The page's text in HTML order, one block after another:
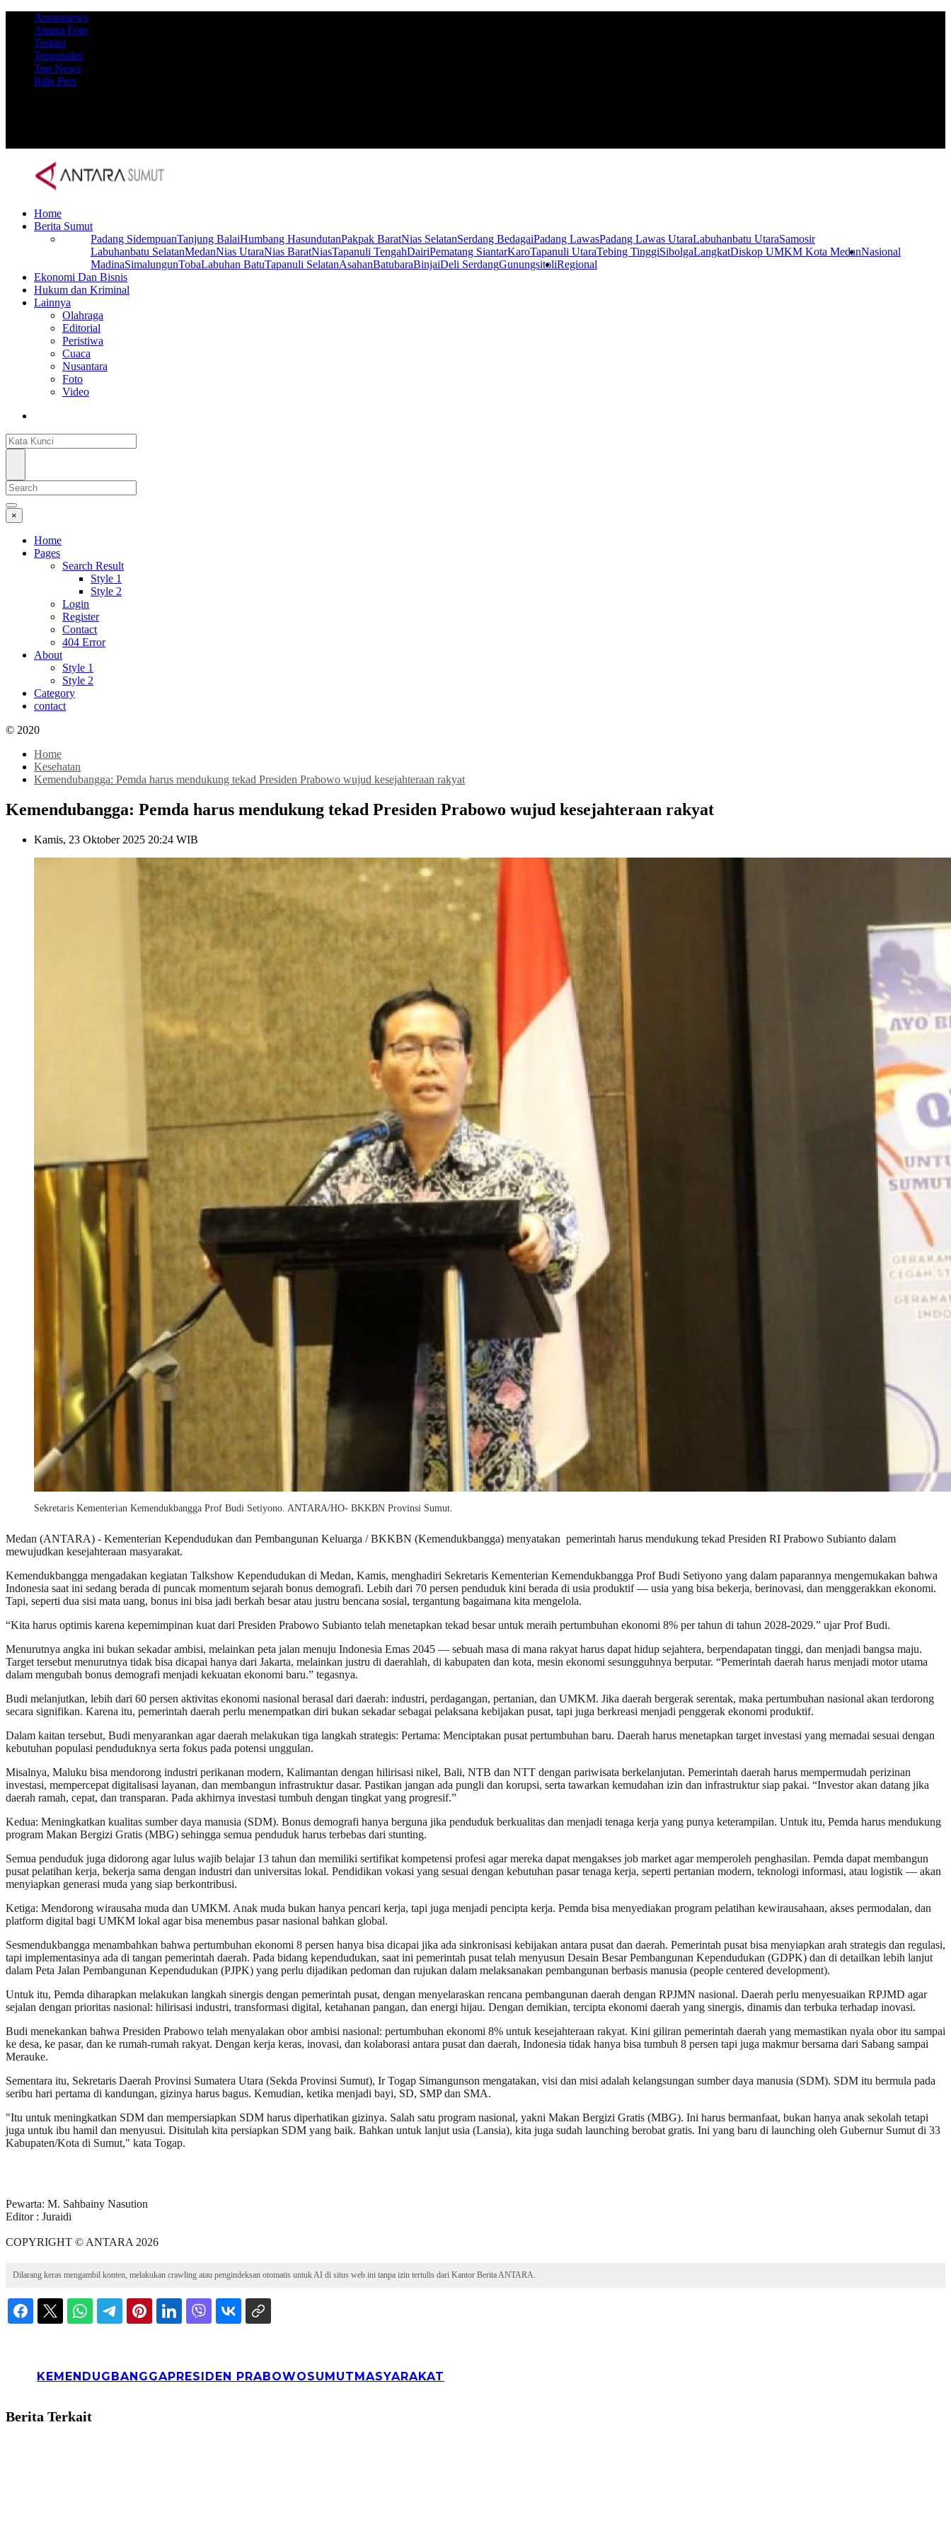
Antaranews
Antara Foto
Terkini
Terpopuler
Top News
Rilis Pers
Home
Berita Sumut
Padang SidempuanTanjung BalaiHumbang HasundutanPakpak BaratNias SelatanSerdang BedagaiPadang LawasPadang Lawas UtaraLabuhanbatu UtaraSamosir
Labuhanbatu SelatanMedanNias UtaraNias BaratNiasTapanuli TengahDairiPematang SiantarKaroTapanuli UtaraTebing TinggiSibolgaLangkatDiskop UMKM Kota Medan
MadinaSimalungunTobaLabuhan BatuTapanuli SelatanAsahanBatubaraBinjaiDeli SerdangGunungsitoli
Nasional
Regional
Ekonomi Dan Bisnis
Hukum dan Kriminal
Lainnya
Olahraga
Editorial
Peristiwa
Cuaca
Nusantara
Foto
Video
×
Home
Pages
Search Result
Style 1
Style 2
Login
Register
Contact
404 Error
About
Style 1
Style 2
Category
contact
© 2020
Home
Kesehatan
Kemendubangga: Pemda harus mendukung tekad Presiden Prabowo wujud kesejahteraan rakyat
Kemendubangga: Pemda harus mendukung tekad Presiden Prabowo wujud kesejahteraan rakyat
Kamis, 23 Oktober 2025 20:24 WIB
Sekretaris Kementerian Kemendukbangga Prof Budi Setiyono. ANTARA/HO- BKKBN Provinsi Sumut.
Medan (ANTARA) - Kementerian Kependudukan dan Pembangunan Keluarga / BKKBN (Kemendukbangga) menyatakan pemerintah harus mendukung tekad Presiden RI Prabowo Subianto dalam
mewujudkan kesejahteraan masyarakat.
Kemendukbangga mengadakan kegiatan Talkshow Kependudukan di Medan, Kamis, menghadiri Sekretaris Kementerian Kemendukbangga Prof Budi Setiyono yang dalam paparannya mengemukakan bahwa
Indonesia saat ini sedang berada di puncak momentum sejarah bonus demografi. Lebih dari 70 persen penduduk kini berada di usia produktif — usia yang bisa bekerja, berinovasi, dan menggerakkan ekonomi.
Tapi, seperti dua sisi mata uang, bonus ini bisa jadi berkah besar atau justru bencana sosial, tergantung bagaimana kita mengelola.
“Kita harus optimis karena kepemimpinan kuat dari Presiden Prabowo Subianto telah menetapkan tekad besar untuk meraih pertumbuhan ekonomi 8% per tahun di tahun 2028-2029.” ujar Prof Budi.
Menurutnya angka ini bukan sekadar ambisi, melainkan peta jalan menuju Indonesia Emas 2045 — sebuah masa di mana rakyat harus dapat hidup sejahtera, berpendapatan tinggi, dan menjadi bangsa maju.
Target tersebut menurutnya tidak bisa dicapai hanya dari Jakarta, melainkan justru di daerahlah, di kabupaten dan kota, mesin ekonomi sesungguhnya berputar. “Pemerintah daerah harus menjadi motor utama
dalam mengubah bonus demografi menjadi kekuatan ekonomi baru.” tegasnya.
Budi melanjutkan, lebih dari 60 persen aktivitas ekonomi nasional berasal dari daerah: industri, perdagangan, pertanian, dan UMKM. Jika daerah bergerak serentak, maka pertumbuhan nasional akan terdorong
secara signifikan. Karena itu, pemerintah daerah perlu menempatkan diri bukan sekadar sebagai pelaksana kebijakan pusat, tapi juga berkreasi menjadi penggerak ekonomi produktif.
Dalam kaitan tersebut, Budi menyarankan agar daerah melakukan tiga langkah strategis: Pertama: Menciptakan pusat pertumbuhan baru. Daerah harus menetapkan target investasi yang memadai sesuai dengan
kebutuhan populasi penduduknya serta fokus pada potensi unggulan.
Misalnya, Maluku bisa mendorong industri perikanan modern, Kalimantan dengan hilirisasi nikel, Bali, NTB dan NTT dengan pariwisata berkelanjutan. Pemerintah daerah harus mempermudah perizinan
investasi, mempercepat digitalisasi layanan, dan membangun infrastruktur dasar. Pastikan jangan ada pungli dan korupsi, serta tawarkan kemudahan izin dan infrastruktur siap pakai. “Investor akan datang jika
daerah ramah, cepat, dan transparan. Pada akhirnya investasi tumbuh dengan tingkat yang progresif.”
Kedua: Meningkatkan kualitas sumber daya manusia (SDM). Bonus demografi hanya berguna jika penduduk berkualitas dan menjadi tenaga kerja yang punya keterampilan. Untuk itu, Pemda harus mendukung
program Makan Bergizi Gratis (MBG) sehingga semua penduduk harus terbebas dari stunting.
Semua penduduk juga didorong agar lulus wajib belajar 13 tahun dan memiliki sertifikat kompetensi profesi agar mereka dapat mengakses job market agar memperoleh penghasilan. Pemda dapat membangun
pusat pelatihan kerja, bekerja sama dengan industri dan universitas lokal. Pendidikan vokasi yang sesuai dengan kebutuhan pasar tenaga kerja, seperti pertanian modern, teknologi informasi, atau logistik — akan
menyiapkan generasi muda yang siap berkontribusi.
Ketiga: Mendorong wirausaha muda dan UMKM. Anak muda bukan hanya pencari kerja, tapi juga menjadi pencipta kerja. Pemda bisa menyediakan program pelatihan kewirausahaan, akses permodalan, dan
platform digital bagi UMKM lokal agar bisa menembus pasar nasional bahkan global.
Sesmendukbangga menambahkan bahwa pertumbuhan ekonomi 8 persen hanya bisa dicapai jika ada sinkronisasi kebijakan antara pusat dan daerah. Pemerintah pusat bisa menyiapkan arah strategis dan regulasi,
tapi implementasinya ada di tangan pemerintah daerah. Pada bidang kependudukan, saat ini pemerintah pusat telah menyusun Desain Besar Pembangunan Kependudukan (GDPK) dan di detailkan lebih lanjut
dalam Peta Jalan Pembangunan Kependudukan (PJPK) yang perlu dijadikan pedoman dan rujukan dalam melaksanakan pembangunan berbasis manusia (people centered development).
Untuk itu, Pemda diharapkan melakukan langkah sinergis dengan pemerintah pusat, dengan menyelaraskan rencana pembangunan daerah dengan RPJMN nasional. Daerah perlu menyesuaikan RPJMD agar
sejalan dengan prioritas nasional: hilirisasi industri, transformasi digital, ketahanan pangan, dan energi hijau. Dengan demikian, tercipta ekonomi daerah yang sinergis, dinamis dan terbuka terhadap inovasi.
Budi menekankan bahwa Presiden Prabowo telah menyalakan obor ambisi nasional: pertumbuhan ekonomi 8% untuk kesejahteraan rakyat. Kini giliran pemerintah daerah yang memastikan nyala obor itu sampai
ke desa, ke pasar, dan ke rumah-rumah rakyat. Dengan kerja keras, inovasi, dan kolaborasi antara pusat dan daerah, Indonesia tidak hanya bisa tumbuh 8 persen tapi juga makmur bersama dari Sabang sampai
Merauke.
Sementara itu, Sekretaris Daerah Provinsi Sumatera Utara (Sekda Provinsi Sumut), Ir Togap Simangunson mengatakan, visi dan misi adalah kelangsungan sumber daya manusia (SDM). SDM itu bermula pada
seribu hari pertama di kandungan, gizinya harus bagus. Kemudian, ketika menjadi bayi, SD, SMP dan SMA.
"Itu untuk meningkatkan SDM dan mempersiapkan SDM harus diperhatikan gizinya. Salah satu program nasional, yakni Makan Bergizi Gratis (MBG). Ini harus bermanfaat, bukan hanya anak sekolah tetapi
juga untuk ibu hamil dan menyusui. Disitulah kita persiapkan SDM yang baik. Bahkan untuk lanjut usia (Lansia), kita juga sudah launching berobat gratis. Ini yang baru di launching oleh Gubernur Sumut di 33
Kabupaten/Kota di Sumut," kata Togap.
Pewarta: M. Sahbainy Nasution
Editor : Juraidi
COPYRIGHT © ANTARA 2026
Dilarang keras mengambil konten, melakukan crawling atau pengindeksan otomatis untuk AI di situs web ini tanpa izin tertulis dari Kantor Berita ANTARA.
KEMENDUGBANGGAPRESIDEN PRABOWOSUMUTMASYARAKAT
Berita Terkait